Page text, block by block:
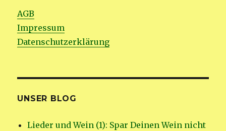
AGB
Impressum
Datenschutzerklärung
UNSER BLOG
Lieder und Wein (1): Spar Deinen Wein nicht